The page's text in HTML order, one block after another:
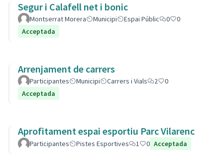
Segur i Calafell net i bonic
Montserrat Morera Municipi Espai Públic 0
0
Acceptada
Arrenjament de carrers
Participantes Municipi Carrers i Vials 2
0
Acceptada
Aprofitament espai esportiu Parc Vilarenc
Participantes Pistes Esportives 1 0 Acceptada